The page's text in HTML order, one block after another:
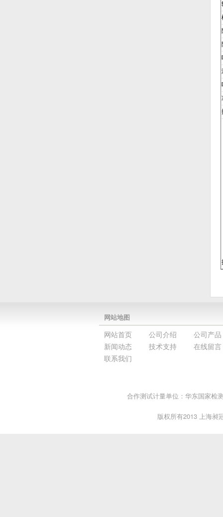
网站地图
网站首页 公司介绍
公司产品
新闻动态
技术支持
在线留言
联系我们
合作测试计量单位：华东国家检
版权所有2013 上海昶